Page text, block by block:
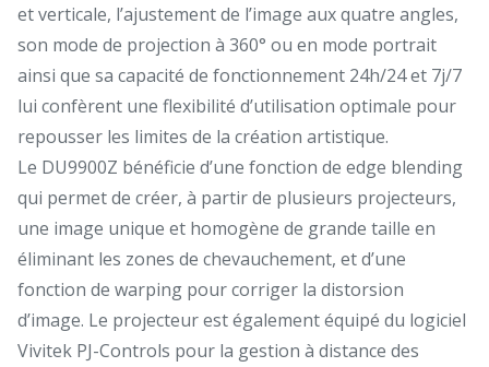
et verticale, l’ajustement de l’image aux quatre angles,
son mode de projection à 360° ou en mode portrait
ainsi que sa capacité de fonctionnement 24h/24 et 7j/7
lui confèrent une flexibilité d’utilisation optimale pour
repousser les limites de la création artistique.
Le DU9900Z bénéficie d’une fonction de edge blending
qui permet de créer, à partir de plusieurs projecteurs,
une image unique et homogène de grande taille en
éliminant les zones de chevauchement, et d’une
fonction de warping pour corriger la distorsion
d’image. Le projecteur est également équipé du logiciel
Vivitek PJ-Controls pour la gestion à distance des